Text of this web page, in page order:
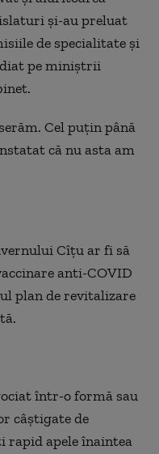
și-au preluat
de specialitate și
pe miniștrii
Cel puțin până
că nu asta am
Cîțu ar fi să
anti-COVID
plan de revitalizare
într-o formă sau
câștigate de
rapid apele înaintea